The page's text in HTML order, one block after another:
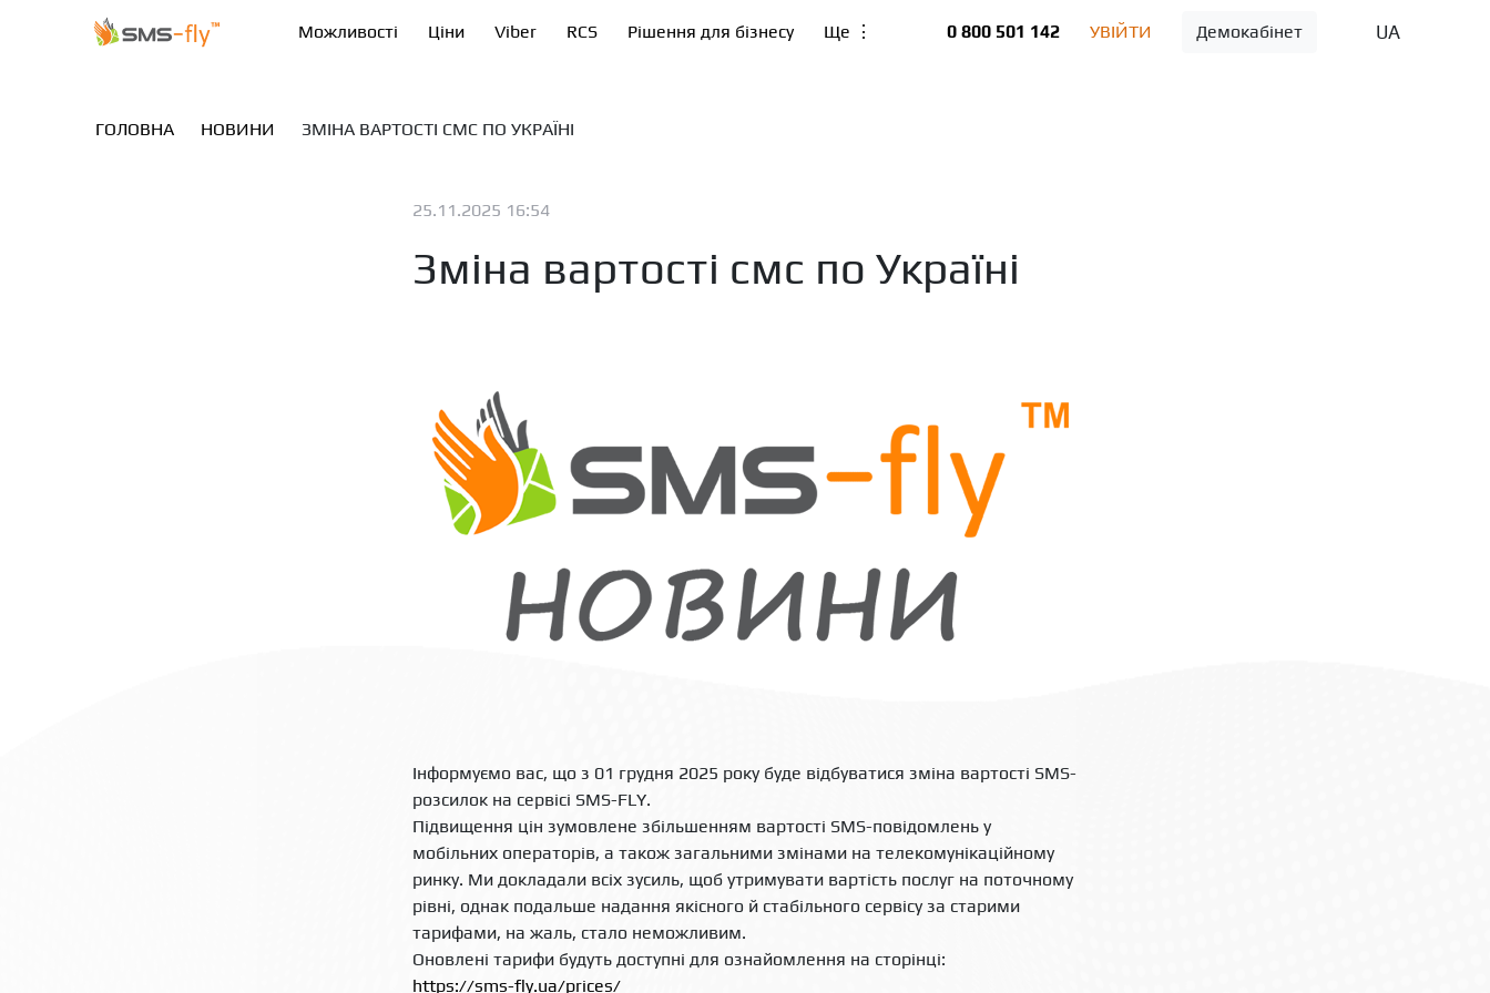
Можливості Ціни Viber RCS Рішення для бізнесу Ще ⋮ 0 800 501 142 УВІЙТИ Демокабінет UA
ГОЛОВНА НОВИНИ ЗМІНА ВАРТОСТІ СМС ПО УКРАЇНІ
25.11.2025 16:54
Зміна вартості смс по Україні
Інформуємо вас, що з 01 грудня 2025 року буде відбуватися зміна вартості SMS-
розсилок на сервісі SMS-FLY.
Підвищення цін зумовлене збільшенням вартості SMS-повідомлень у
мобільних операторів, а також загальними змінами на телекомунікаційному
ринку. Ми докладали всіх зусиль, щоб утримувати вартість послуг на поточному
рівні, однак подальше надання якісного й стабільного сервісу за старими
тарифами, на жаль, стало неможливим.
Оновлені тарифи будуть доступні для ознайомлення на сторінці:
https://sms-fly.ua/prices/